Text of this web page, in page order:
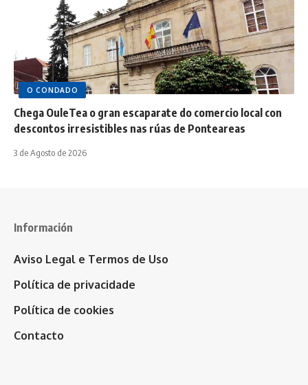
O CONDADO
Chega OuleTea o gran escaparate do comercio local con
descontos irresistibles nas rúas de Ponteareas
3 de Agosto de 2026
Información
Aviso Legal e Termos de Uso
Política de privacidade
Política de cookies
Contacto